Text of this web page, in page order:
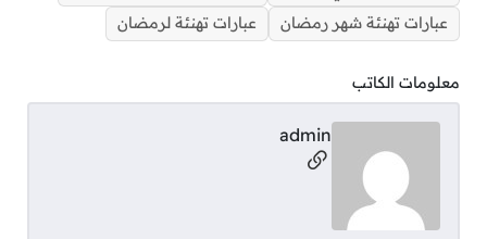
عبارات تهنئة شهر رمضان
عبارات تهنئة لرمضان
معلومات الكاتب
admin
مواقع التواصل